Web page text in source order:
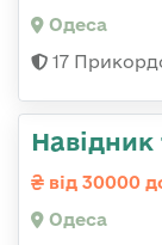
Одеса
17
Навідник
від 30000
Одеса